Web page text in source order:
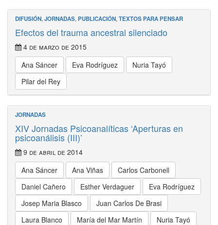
DIFUSIÓN, JORNADAS, PUBLICACIÓN, TEXTOS PARA PENSAR
Efectos del trauma ancestral silenciado
4 de marzo de 2015
Ana Sáncer
Eva Rodríguez
Nuria Tayó
Pilar del Rey
JORNADAS
XIV Jornadas Psicoanalíticas ‘Aperturas en
psicoanálisis (III)’
9 de abril de 2014
Ana Sáncer
Ana Viñas
Carlos Carbonell
Daniel Cañero
Esther Verdaguer
Eva Rodríguez
Josep Maria Blasco
Juan Carlos De Brasi
Laura Blanco
María del Mar Martín
Nuria Tayó